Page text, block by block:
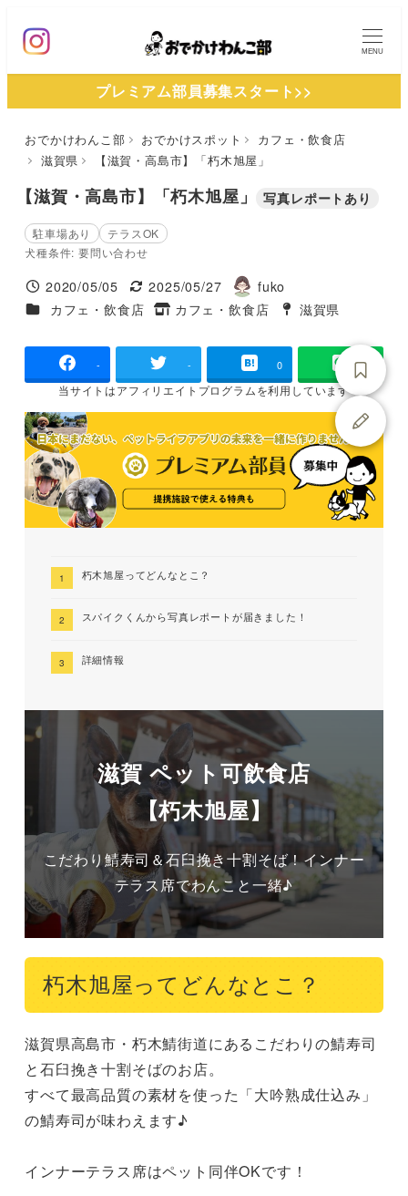
ン
MENU
プレミアム部員募集スタート>>
おでかけわんこ部 おでかけスポット
カフェ・飲食店
滋賀県
【滋賀・高島市】「朽木旭屋」
【滋賀・高島市】「朽木旭屋」 写真レポートあり
駐車場あり
テラスOK
犬種条件: 要問い合わせ
投稿日
2020/05/05
更新日
2025/05/27
著
者
fuko
施設ジャンル
カフェ・飲食店
タグ
カフェ・飲食店
タグ
滋賀県
- - 0
当サイトはアフィリエイトプログラムを利用しています
朽木旭屋ってどんなとこ？
スパイクくんから写真レポートが届きました！
詳細情報
滋賀 ペット可飲食店
【朽木旭屋】
こだわり鯖寿司＆石臼挽き十割そば！インナー
テラス席でわんこと一緒♪
朽木旭屋ってどんなとこ？
滋賀県高島市・朽木鯖街道にあるこだわりの鯖寿司
と石臼挽き十割そばのお店。
すべて最高品質の素材を使った「大吟熟成仕込み」
の鯖寿司が味わえます♪
インナーテラス席はペット同伴OKです！